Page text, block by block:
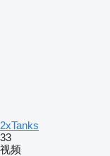
2xTanks
33
视频